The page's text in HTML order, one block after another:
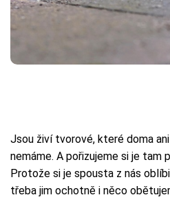
Jsou živí tvorové, které doma
nemáme. A pořizujeme si je tam
Protože si je spousta z nás
třeba jim ochotně i něco